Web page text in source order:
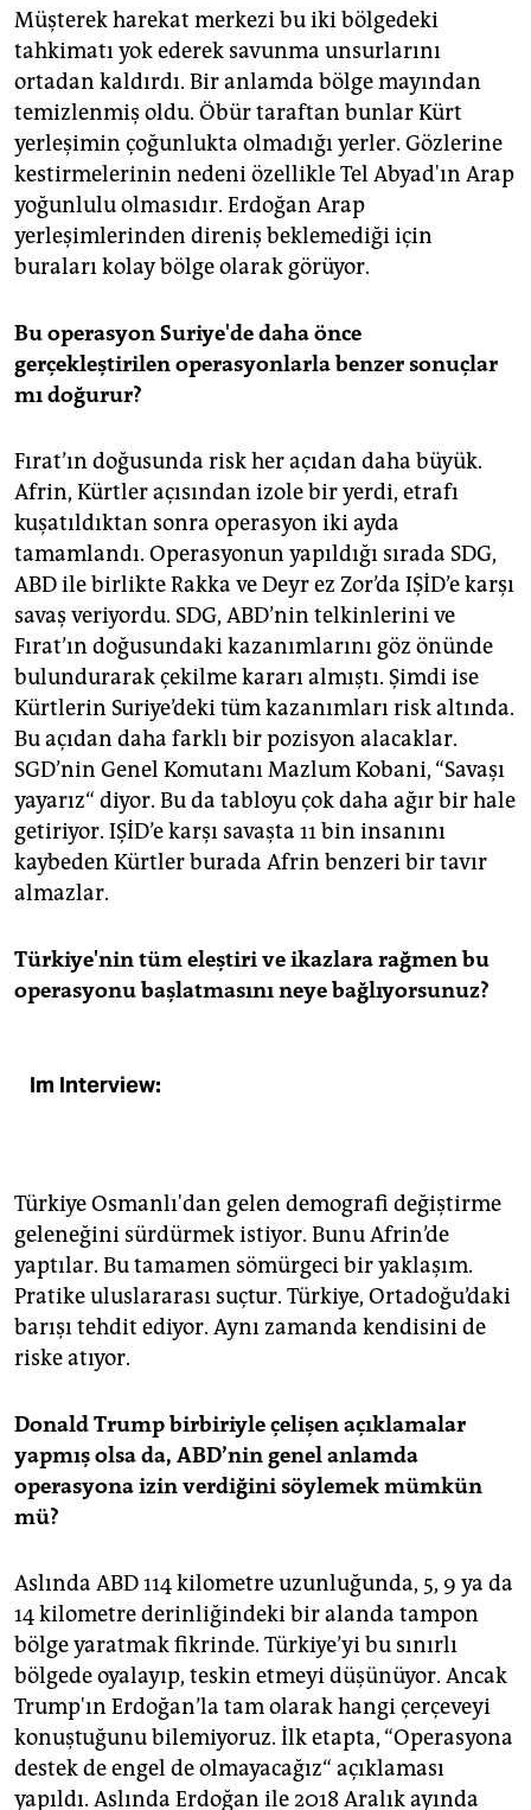
Müşterek harekat merkezi bu iki bölgedeki
tahkimatı yok ederek savunma unsurlarını
ortadan kaldırdı. Bir anlamda bölge mayından
temizlenmiş oldu. Öbür taraftan bunlar Kürt
yerleşimin çoğunlukta olmadığı yerler. Gözlerine
kestirmelerinin nedeni özellikle Tel Abyad'ın Arap
yoğunlulu olmasıdır. Erdoğan Arap
yerleşimlerinden direniş beklemediği için
buraları kolay bölge olarak görüyor.
Bu operasyon Suriye'de daha önce
gerçekleştirilen operasyonlarla benzer sonuçlar
mı doğurur?
Fırat’ın doğusunda risk her açıdan daha büyük.
Afrin, Kürtler açısından izole bir yerdi, etrafı
kuşatıldıktan sonra operasyon iki ayda
tamamlandı. Operasyonun yapıldığı sırada SDG,
ABD ile birlikte Rakka ve Deyr ez Zor’da IŞİD’e karşı
savaş veriyordu. SDG, ABD’nin telkinlerini ve
Fırat’ın doğusundaki kazanımlarını göz önünde
bulundurarak çekilme kararı almıştı. Şimdi ise
Kürtlerin Suriye’deki tüm kazanımları risk altında.
Bu açıdan daha farklı bir pozisyon alacaklar.
SGD’nin Genel Komutanı Mazlum Kobani, “Savaşı
yayarız“ diyor. Bu da tabloyu çok daha ağır bir hale
getiriyor. IŞİD’e karşı savaşta 11 bin insanını
kaybeden Kürtler burada Afrin benzeri bir tavır
almazlar.
Türkiye'nin tüm eleştiri ve ikazlara rağmen bu
operasyonu başlatmasını neye bağlıyorsunuz?
Im Interview:
Türkiye Osmanlı'dan gelen demografi değiştirme
geleneğini sürdürmek istiyor. Bunu Afrin’de
yaptılar. Bu tamamen sömürgeci bir yaklaşım.
Pratike uluslararası suçtur. Türkiye, Ortadoğu’daki
barışı tehdit ediyor. Aynı zamanda kendisini de
riske atıyor.
Donald Trump birbiriyle çelişen açıklamalar
yapmış olsa da, ABD’nin genel anlamda
operasyona izin verdiğini söylemek mümkün
mü?
Aslında ABD 114 kilometre uzunluğunda, 5, 9 ya da
14 kilometre derinliğindeki bir alanda tampon
bölge yaratmak fikrinde. Türkiye’yi bu sınırlı
bölgede oyalayıp, teskin etmeyi düşünüyor. Ancak
Trump'ın Erdoğan’la tam olarak hangi çerçeveyi
konuştuğunu bilemiyoruz. İlk etapta, “Operasyona
destek de engel de olmayacağız“ açıklaması
yapıldı. Aslında Erdoğan ile 2018 Aralık ayında